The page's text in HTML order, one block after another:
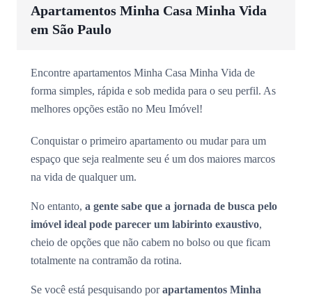
Apartamentos Minha Casa Minha Vida
em São Paulo
Encontre apartamentos Minha Casa Minha Vida de
forma simples, rápida e sob medida para o seu perfil. As
melhores opções estão no Meu Imóvel!
Conquistar o primeiro apartamento ou mudar para um
espaço que seja realmente seu é um dos maiores marcos
na vida de qualquer um.
No entanto, a gente sabe que a jornada de busca pelo
imóvel ideal pode parecer um labirinto exaustivo,
cheio de opções que não cabem no bolso ou que ficam
totalmente na contramão da rotina.
Se você está pesquisando porapartamentos Minha